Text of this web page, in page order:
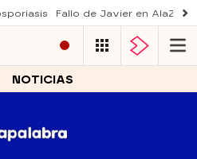
Fallo de Javier en AlaZ
NOTICIAS